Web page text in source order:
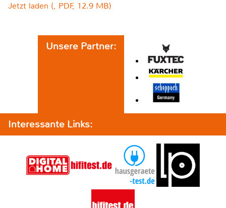
Jetzt laden (, PDF, 12.9 MB)
Unsere Partner:
Interessante Links: